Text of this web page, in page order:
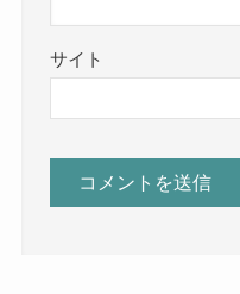
サイト